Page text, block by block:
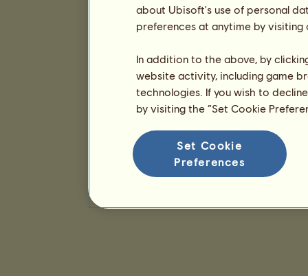
about Ubisoft's use of personal
preferences at anytime by
In addition to the above, by
website activity, including game
technologies. If you wish to
by visiting the “Set Cookie
Set Cookie
Preferences